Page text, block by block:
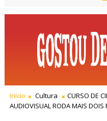
Início Cultura
CURSO DE
AUDIOVISUAL RODA MAIS DOIS